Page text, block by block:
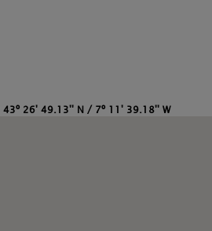
43º 26' 49.13'' N / 7º 11' 39.18'' W